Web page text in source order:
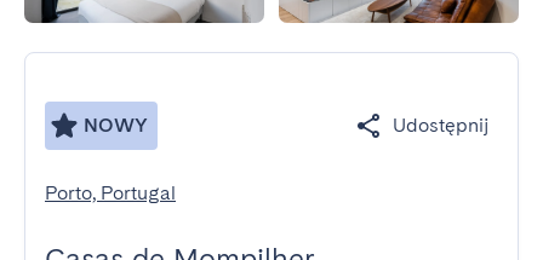
NOWY Udostępnij
Porto, Portugal